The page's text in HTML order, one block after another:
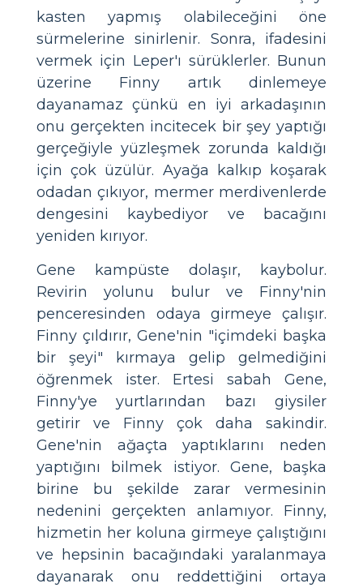
kasten yapmış olabileceğini öne
sürmelerine sinirlenir. Sonra, ifadesini
vermek için Leper'ı sürüklerler. Bunun
üzerine Finny artık dinlemeye
dayanamaz çünkü en iyi arkadaşının
onu gerçekten incitecek bir şey yaptığı
gerçeğiyle yüzleşmek zorunda kaldığı
için çok üzülür. Ayağa kalkıp koşarak
odadan çıkıyor, mermer merdivenlerde
dengesini kaybediyor ve bacağını
yeniden kırıyor.
Gene kampüste dolaşır, kaybolur.
Revirin yolunu bulur ve Finny'nin
penceresinden odaya girmeye çalışır.
Finny çıldırır, Gene'nin "içimdeki başka
bir şeyi" kırmaya gelip gelmediğini
öğrenmek ister. Ertesi sabah Gene,
Finny'ye yurtlarından bazı giysiler
getirir ve Finny çok daha sakindir.
Gene'nin ağaçta yaptıklarını neden
yaptığını bilmek istiyor. Gene, başka
birine bu şekilde zarar vermesinin
nedenini gerçekten anlamıyor. Finny,
hizmetin her koluna girmeye çalıştığını
ve hepsinin bacağındaki yaralanmaya
dayanarak onu reddettiğini ortaya